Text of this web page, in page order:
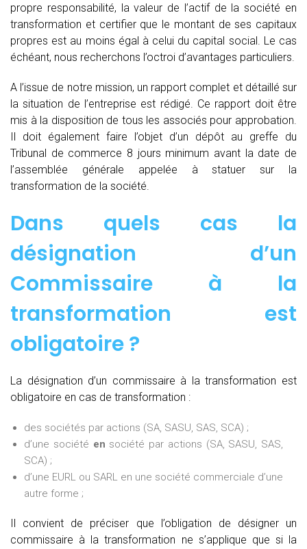
propre responsabilité, la valeur de l’actif de la société en
transformation et certifier que le montant de ses capitaux
propres est au moins égal à celui du capital social. Le cas
échéant, nous recherchons l’octroi d’avantages particuliers.
A l’issue de notre mission, un rapport complet et détaillé sur
la situation de l’entreprise est rédigé. Ce rapport doit être
mis à la disposition de tous les associés pour approbation.
Il doit également faire l’objet d’un dépôt au greffe du
Tribunal de commerce 8 jours minimum avant la date de
l’assemblée générale appelée à statuer sur la
transformation de la société.
Dans quels cas la
désignation d’un
Commissaire à la
transformation est
obligatoire ?
La désignation d’un commissaire à la transformation est
obligatoire en cas de transformation :
des sociétés par actions (SA, SASU, SAS, SCA) ;
d’une société en société par actions (SA, SASU, SAS,
SCA) ;
d’une EURL ou SARL en une société commerciale d’une
autre forme ;
Il convient de préciser que l’obligation de désigner un
commissaire à la transformation ne s’applique que si la